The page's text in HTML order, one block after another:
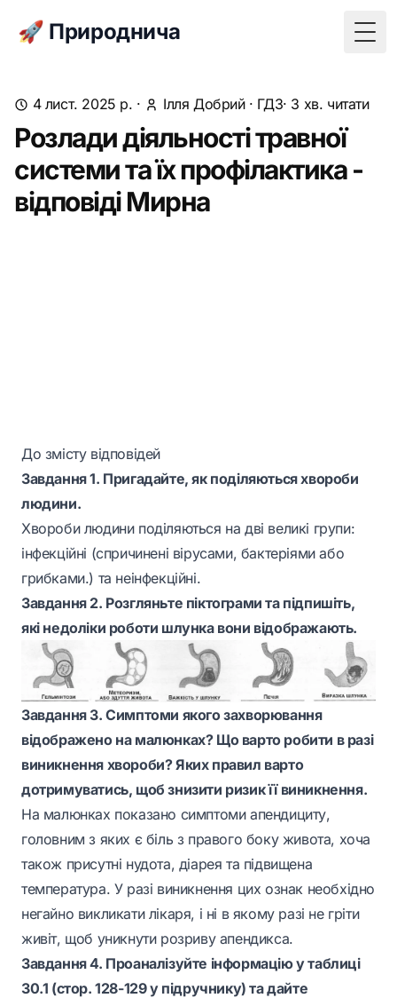
🚀 Природнича
4 лист. 2025 р. · Ілля Добрий· ГДЗ· 3 хв. читати
Розлади діяльності травної
системи та їх профілактика -
відповіді Мирна
До змісту відповідей
Завдання 1. Пригадайте, як поділяються хвороби
людини.
Хвороби людини поділяються на дві великі групи:
інфекційні (спричинені вірусами, бактеріями або
грибками.) та неінфекційні.
Завдання 2. Розгляньте піктограми та підпишіть,
які недоліки роботи шлунка вони відображають.
Завдання 3. Симптоми якого захворювання
відображено на малюнках? Що варто робити в разі
виникнення хвороби? Яких правил варто
дотримуватись, щоб знизити ризик її виникнення.
На малюнках показано симптоми апендициту,
головним з яких є біль з правого боку живота, хоча
також присутні нудота, діарея та підвищена
температура. У разі виникнення цих ознак необхідно
негайно викликати лікаря, і ні в якому разі не гріти
живіт, щоб уникнути розриву апендикса.
Завдання 4. Проаналізуйте інформацію у таблиці
30.1 (стор. 128-129 у підручнику) та дайте